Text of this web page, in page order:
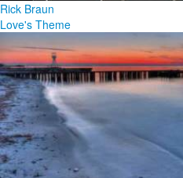
Rick Braun
Love's Theme